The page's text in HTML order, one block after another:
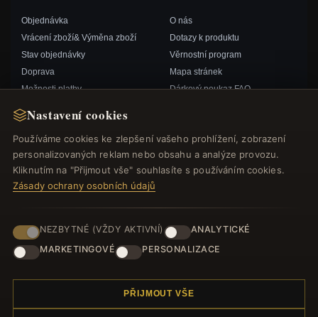
Nastavení cookies
Používáme cookies ke zlepšení vašeho prohlížení, zobrazení
personalizovaných reklam nebo obsahu a analýze provozu.
Kliknutím na "Přijmout vše" souhlasíte s používáním cookies.
Zásady ochrany osobních údajů
NEZBYTNÉ (VŽDY AKTIVNÍ)
ANALYTICKÉ
MARKETINGOVÉ
PERSONALIZACE
PŘIJMOUT VŠE
Objednávka
Vrácení zboží& Výměna zboží
Stav objednávky
Doprava
Možnosti platby
Kontaktujte nás
O nás
Dotazy k produktu
Věrnostní program
Mapa stránek
Dárkový poukaz FAQ
RYCHLÉ ODKAZY
Nové produkty
Speciální nabídky
Blog
Recenze
Přihlásit se
SLEDUJTE NÁS